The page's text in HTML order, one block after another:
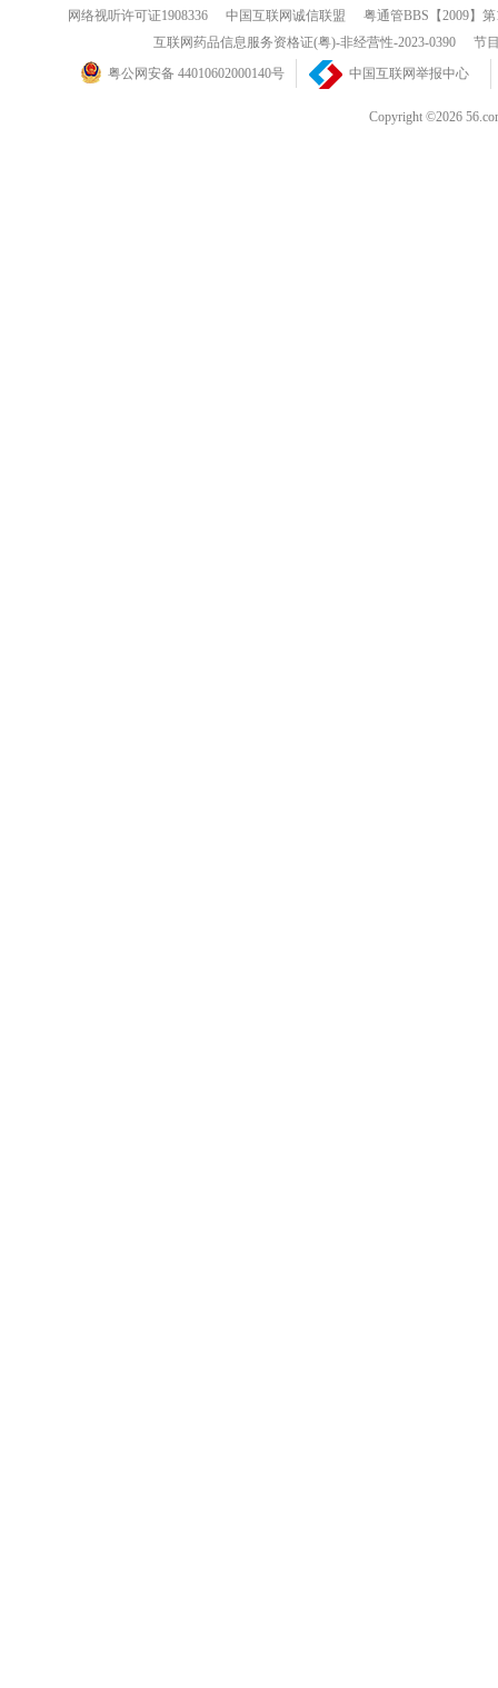
网络视听许可证1908336 中国互联网诚信联盟
粤通管BBS【2009】
互联网药品信息服务资格证(粤)-非经营性-2023-0390
节
粤公网安备 44010602000140号
中国互联网举报中心
Copyright ©2026